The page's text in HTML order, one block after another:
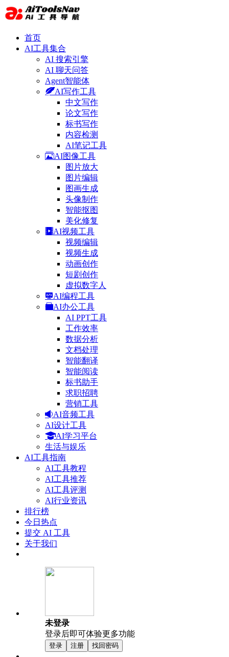
首页
AI工具集合
AI 搜索引擎
AI 聊天问答
Agent智能体
AI写作工具
中文写作
论文写作
标书写作
内容检测
AI笔记工具
AI图像工具
图片放大
图片编辑
图画生成
头像制作
智能抠图
美化修复
AI视频工具
视频编辑
视频生成
动画创作
短剧创作
虚拟数字人
AI编程工具
AI办公工具
AI PPT工具
工作效率
数据分析
文档处理
智能翻译
智能阅读
标书助手
求职招聘
营销工具
AI音频工具
AI设计工具
AI学习平台
生活与娱乐
AI工具指南
AI工具教程
AI工具推荐
AI工具评测
AI行业资讯
排行榜
今日热点
提交 AI 工具
关于我们
未登录
登录后即可体验更多功能
登录 注册 找回密码